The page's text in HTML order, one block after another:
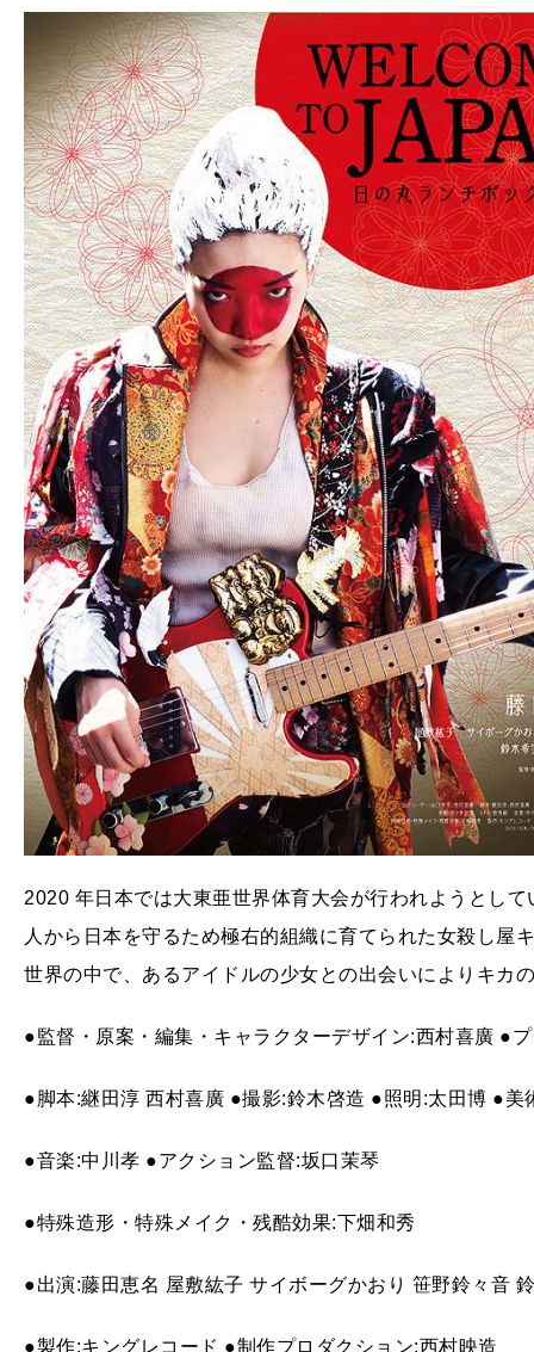
2020 年日本では大東亜世界体育大会が行われようとし
人から日本を守るため極右的組織に育てられた女殺し屋
世界の中で、あるアイドルの少女との出会いによりキカ
●監督・原案・編集・キャラクターデザイン:西村喜廣 ●
●脚本:継田淳 西村喜廣 ●撮影:鈴木啓造 ●照明:太田博 ●美
●音楽:中川孝 ●アクション監督:坂口茉琴
●特殊造形・特殊メイク・残酷効果:下畑和秀
●出演:藤田恵名 屋敷紘子 サイボーグかおり 笹野鈴々音
●製作:キングレコード ●制作プロダクション:西村映造